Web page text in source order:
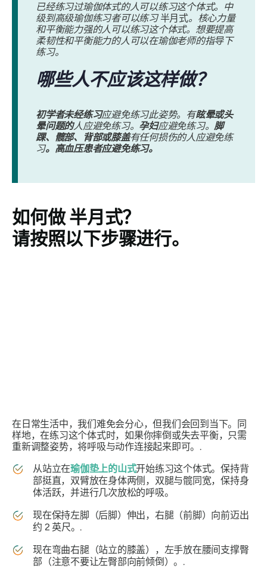
已经练习过瑜伽体式的人可以练习这个体式。中
级到高级瑜伽练习者可以练习半月式。核心力量
和平衡能力强的人可以练习这个体式。想要提高
柔韧性和平衡能力的人可以在瑜伽老师的指导下
练习。
哪些人不应该这样做？
初学者未经练习应避免练习此姿势。有眩晕或头
晕问题的人应避免练习。 孕妇应避免练习。脚
踝、髋部、背部或膝盖有任何损伤的人应避免练
习。高血压患者应避免练习。
如何做半月式？
请按照以下步骤进行。
在日常生活中，我们难免会分心，但我们会回到当下。同
样地，在练习这个体式时，如果你摔倒或失去平衡，只需
重新调整姿势，将呼吸与动作连接起来即可。.
从站立在瑜伽垫上的山式开始练习这个体式。保持背
部挺直，双臂放在身体两侧，双腿与髋同宽，保持身
体活跃，并进行几次放松的呼吸。
现在保持左脚（后脚）伸出，右腿（前脚）向前迈出
约 2 英尺。.
现在弯曲右腿（站立的膝盖），左手放在腰间支撑臀
部（注意不要让左臀部向前倾倒）。.